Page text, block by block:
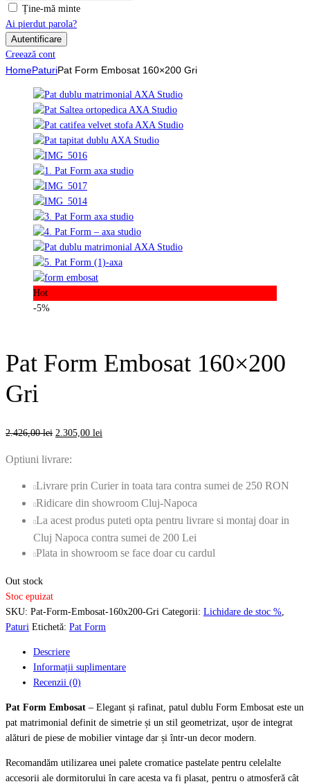
Ține-mă minte
Ai pierdut parola?
Creează cont
HomePaturiPat Form Embosat 160×200 Gri
Hot
-5%
Pat Form Embosat 160×200
Gri
2.426,00lei Prețul
a
2.426,00 lei.
2.305,00 lei
Optiuni livrare:
Livrare prin Curier in toata tara contra sumei de 250 RON
Ridicare din showroom Cluj-Napoca
La acest produs puteti opta pentru livrare si montaj doar in
Cluj Napoca contra sumei de 200 Lei
Plata in showroom se face doar cu cardul
Out stock
Stoc epuizat
SKU: Pat-Form-Embosat-160x200-Gri Categorii: Lichidare de stoc %,
Paturi Etichetă: Pat Form
Descriere
Informații suplimentare
Recenzii (0)
Pat Form Embosat – Elegant și rafinat, patul dublu Form Embosat este un
pat matrimonial definit de simetrie și un stil geometrizat, ușor de integrat
alături de piese de mobilier vintage dar și într-un decor modern.
Recomandăm utilizarea unei palete cromatice pastelate pentru celelalte
accesorii ale dormitorului în care acesta va fi plasat, pentru o atmosferă cât